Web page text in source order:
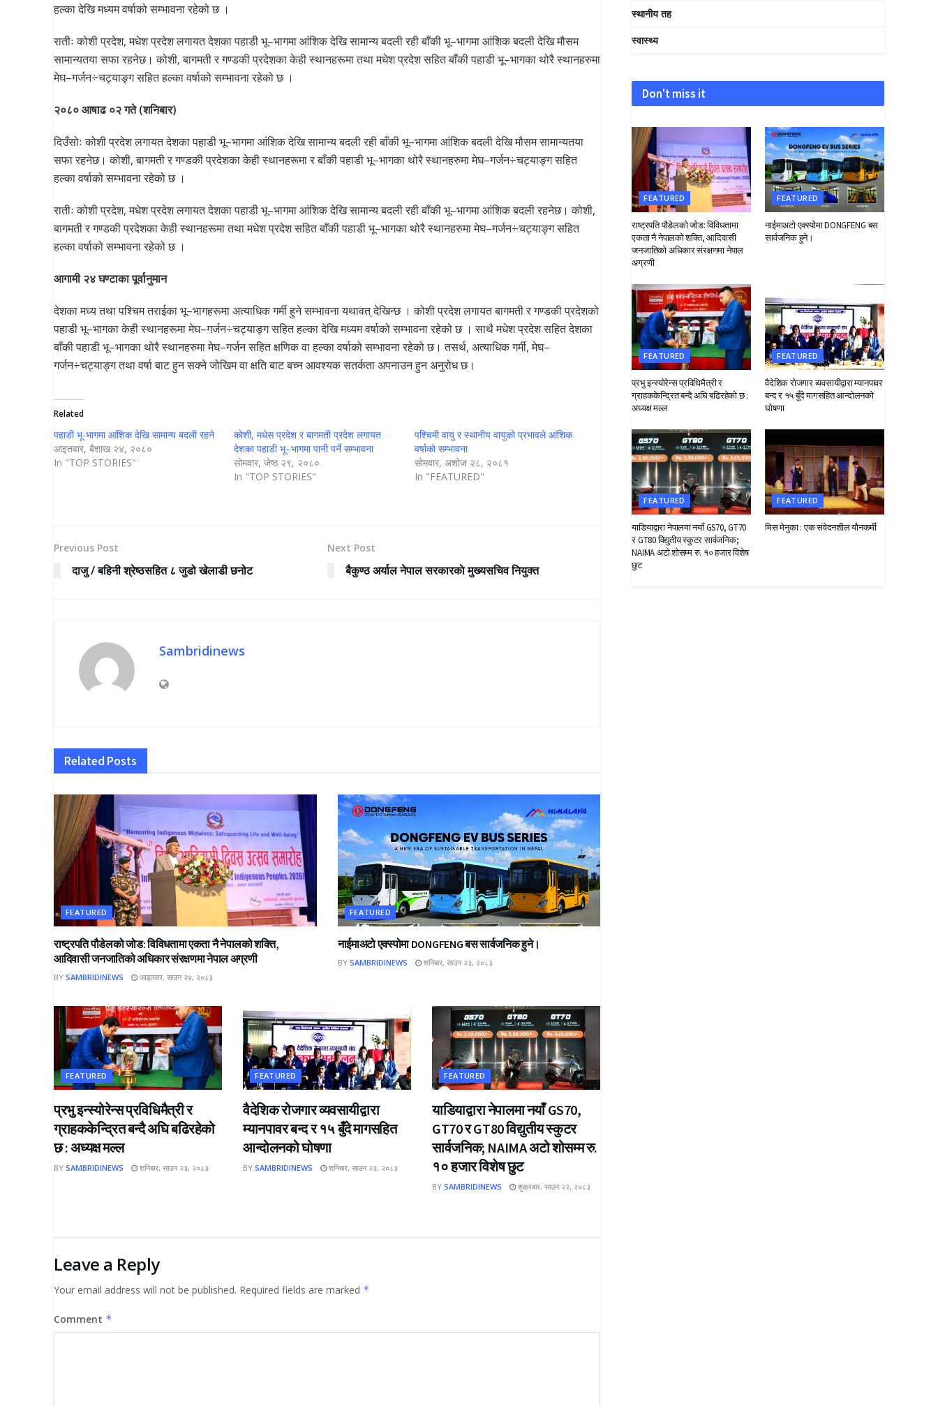
हल्का देखि मध्यम वर्षाको सम्भावना रहेको छ ।
रातीः कोशी प्रदेश, मधेश प्रदेश लगायत देशका पहाडी भू–भागमा आंशिक देखि सामान्य बदली रही बाँकी भू–भागमा आंशिक बदली देखि मौसम
सामान्यतया सफा रहनेछ। कोशी, बागमती र गण्डकी प्रदेशका केही स्थानहरूमा तथा मधेश प्रदेश सहित बाँकी पहाडी भू–भागका थोरै स्थानहरुमा
मेघ–गर्जन÷चट्याङ्ग सहित हल्का वर्षाको सम्भावना रहेको छ ।
२०८० आषाढ ०२ गते (शनिबार)
दिउँसोः कोशी प्रदेश लगायत देशका पहाडी भू–भागमा आंशिक देखि सामान्य बदली रही बाँकी भू–भागमा आंशिक बदली देखि मौसम सामान्यतया
सफा रहनेछ। कोशी, बागमती र गण्डकी प्रदेशका केही स्थानहरूमा र बाँकी पहाडी भू–भागका थोरै स्थानहरुमा मेघ–गर्जन÷चट्याङ्ग सहित
हल्का वर्षाको सम्भावना रहेको छ ।
रातीः कोशी प्रदेश, मधेश प्रदेश लगायत देशका पहाडी भू–भागमा आंशिक देखि सामान्य बदली रही बाँकी भू–भागमा आंशिक बदली रहनेछ। कोशी,
बागमती र गण्डकी प्रदेशका केही स्थानहरूमा तथा मधेश प्रदेश सहित बाँकी पहाडी भू–भागका थोरै स्थानहरुमा मेघ–गर्जन÷चट्याङ्ग सहित
हल्का वर्षाको सम्भावना रहेको छ ।
आगामी २४ घण्टाका पूर्वानुमान
देशका मध्य तथा पश्चिम तराईका भू–भागहरूमा अत्याधिक गर्मी हुने सम्भावना यथावत् देखिन्छ । कोशी प्रदेश लगायत बागमती र गण्डकी प्रदेशको
पहाडी भू–भागका केही स्थानहरूमा मेघ–गर्जन÷चट्याङ्ग सहित हल्का देखि मध्यम वर्षाको सम्भावना रहेको छ । साथै मधेश प्रदेश सहित देशका
बाँकी पहाडी भू–भागका थोरै स्थानहरुमा मेघ–गर्जन सहित क्षणिक वा हल्का वर्षाको सम्भावना रहेको छ। तसर्थ, अत्याधिक गर्मी, मेघ–
गर्जन÷चट्याङ्ग तथा वर्षा बाट हुन सक्ने जोखिम वा क्षति बाट बच्न आवश्यक सतर्कता अपनाउन हुन अनुरोध छ।
Related
पहाडी भू-भागमा आंशिक देखि सामान्य बदली रहने
आइतवार, बैशाख २४, २०८०
In "TOP STORIES"
कोशी, मधेस प्रदेश र बागमती प्रदेश लगायत
देशका पहाडी भू–भागमा पानी पर्ने सम्भावना
सोमवार, जेष्ठ २९, २०८०
In "TOP STORIES"
पश्चिमी वायु र स्थानीय वायुको प्रभावले आंशिक
वर्षाको सम्भावना
सोमवार, अशोज २८, २०८१
In "FEATURED"
Previous Post
दाजु / बहिनी श्रेष्ठसहित ८ जुडो खेलाडी छनोट
Next Post
बैकुण्ठ अर्याल नेपाल सरकारकाे मुख्यसचिव नियुक्त
Sambridinews
Related Posts
FEATURED
राष्ट्रपति पौडेलको जोड: विविधतामा एकता नै नेपालको शक्ति,
आदिवासी जनजातिको अधिकार संरक्षणमा नेपाल अग्रणी
BY SAMBRIDINEWS आइतवार, साउन २४, २०८३
FEATURED
नाईमाअटो एक्स्पोमा DONGFENG बस सार्वजनिक हुने।
BY SAMBRIDINEWS शनिबार, साउन २३, २०८३
FEATURED
प्रभु इन्स्योरेन्स प्रविधिमैत्री र
ग्राहककेन्द्रित बन्दै अघि बढिरहेको
छ : अध्यक्ष मल्ल
BY SAMBRIDINEWS शनिबार, साउन २३, २०८३
FEATURED
वैदेशिक रोजगार व्यवसायीद्वारा
म्यानपावर बन्द र १५ बुँदे मागसहित
आन्दोलनको घोषणा
BY SAMBRIDINEWS शनिबार, साउन २३, २०८३
FEATURED
याडियाद्वारा नेपालमा नयाँ GS70,
GT70 र GT80 विद्युतीय स्कुटर
सार्वजनिक; NAIMA अटो शोसम्म रु.
१० हजार विशेष छुट
BY SAMBRIDINEWS शुक्रबार, साउन २२, २०८३
Leave a Reply
Your email address will not be published. Required fields are marked *
Comment *
स्थानीय तह
स्वास्थ्य
Don't miss it
FEATURED
राष्ट्रपति पौडेलको जोड: विविधतामा
एकता नै नेपालको शक्ति, आदिवासी
जनजातिको अधिकार संरक्षणमा नेपाल
अग्रणी
FEATURED
नाईमाअटो एक्स्पोमा DONGFENG बस
सार्वजनिक हुने।
FEATURED
प्रभु इन्स्योरेन्स प्रविधिमैत्री र
ग्राहककेन्द्रित बन्दै अघि बढिरहेको छ :
अध्यक्ष मल्ल
FEATURED
वैदेशिक रोजगार व्यवसायीद्वारा म्यानपावर
बन्द र १५ बुँदे मागसहित आन्दोलनको
घोषणा
FEATURED
याडियाद्वारा नेपालमा नयाँ GS70, GT70
र GT80 विद्युतीय स्कुटर सार्वजनिक;
NAIMA अटो शोसम्म रु. १० हजार विशेष
छुट
FEATURED
मिस मेनुका : एक संवेदनशील यौनकर्मी